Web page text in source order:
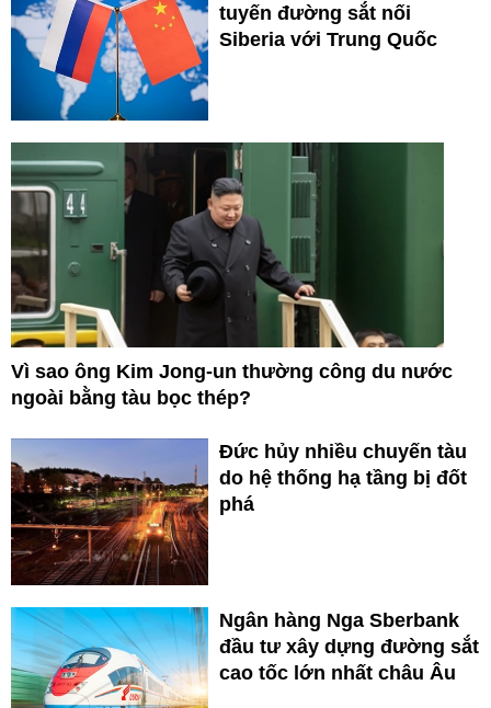
tuyến đường sắt nối
Siberia với Trung Quốc
Vì sao ông Kim Jong-un thường công du nước
ngoài bằng tàu bọc thép?
Đức hủy nhiều chuyến tàu
do hệ thống hạ tầng bị đốt
phá
Ngân hàng Nga Sberbank
đầu tư xây dựng đường sắt
cao tốc lớn nhất châu Âu